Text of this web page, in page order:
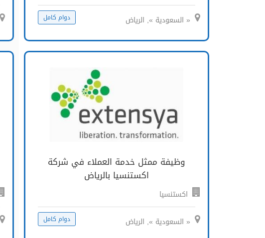
« السعودية », الرياض دوام كامل
وظيفة ممثل خدمة العملاء في شركة
اكستنسيا بالرياض
اكستنسيا
« السعودية », الرياض دوام كامل